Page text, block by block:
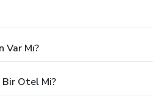
Mı?
Otel Mi?